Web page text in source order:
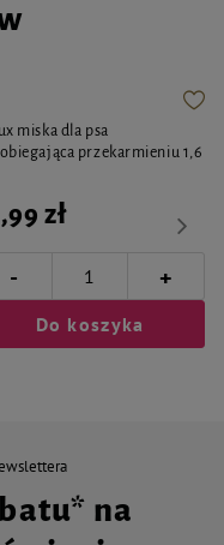
miska dla psa
przekarmieniu 1,6
zł
- +
Do koszyka
na